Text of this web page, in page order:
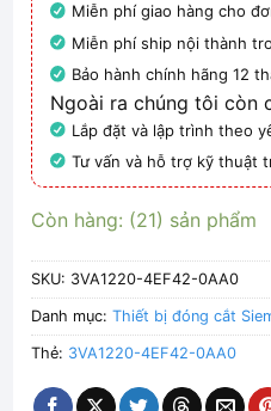
Miễn phí giao hàng cho
Miễn phí ship nội thành
Bảo hành chính hãng 12
Ngoài ra chúng tôi còn
Lắp đặt và lập trình theo
Tư vấn và hỗ trợ kỹ thuật
Còn hàng: (21) sản phẩm
SKU: 3VA1220-4EF42-0AA0
Danh mục:Thiết bị đóng cắt
Thẻ: 3VA1220-4EF42-0AA0